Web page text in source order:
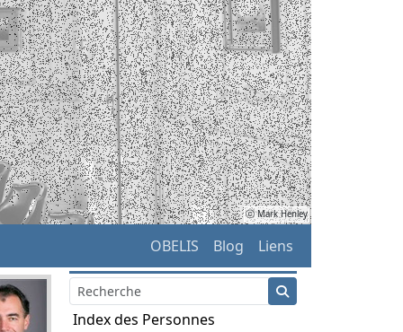
ⓒ Mark Henley
OBELIS Blog Liens
Index des Personnes